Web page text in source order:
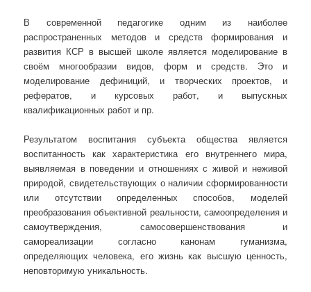
В современной педагогике одним из наиболее
распространенных методов и средств формирования и
развития КСР в высшей школе является моделирование в
своём многообразии видов, форм и средств. Это и
моделирование дефиниций, и творческих проектов, и
рефератов, и курсовых работ, и выпускных
квалификационных работ и пр.
Результатом воспитания субъекта общества является
воспитанность как характеристика его внутреннего мира,
выявляемая в поведении и отношениях с живой и неживой
природой, свидетельствующих о наличии сформированности
или отсутствии определенных способов, моделей
преобразования объективной реальности, самоопределения и
самоутверждения, самосовершенствования и
самореализации согласно канонам гуманизма,
определяющих человека, его жизнь как высшую ценность,
неповторимую уникальность.